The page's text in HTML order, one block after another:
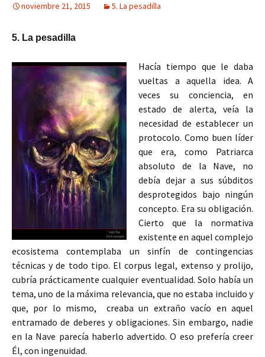
noviembre 21, 2015 5. La pesadilla
5. La pesadilla
Hacía tiempo que le daba
vueltas a aquella idea. A
veces su conciencia, en
estado de alerta, veía la
necesidad de establecer un
protocolo. Como buen líder
que era, como Patriarca
absoluto de la Nave, no
debía dejar a sus súbditos
desprotegidos bajo ningún
concepto. Era su obligación.
Cierto que la normativa
existente en aquel complejo
ecosistema contemplaba un sinfín de contingencias
técnicas y de todo tipo. El corpus legal, extenso y prolijo,
cubría prácticamente cualquier eventualidad. Solo había un
tema, uno de la máxima relevancia, que no estaba incluido y
que, por lo mismo, creaba un extraño vacío en aquel
entramado de deberes y obligaciones. Sin embargo, nadie
en la Nave parecía haberlo advertido. O eso prefería creer
Él, con ingenuidad.